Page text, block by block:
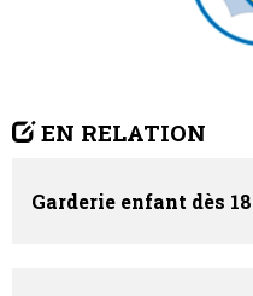
EN RELATION
Garderie enfant dès